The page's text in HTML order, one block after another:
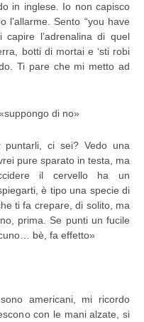
in inglese. Io non capisco
l’allarme. Sento “you have
l’adrenalina di quel
botti di mortai e ‘sti robi
Ti pare che mi metto ad
di no»
ci sei? Vedo una
pure sparato in testa, ma
il cervello ha un
è tipo una specie di
ti fa crepare, di solito, ma
prima. Se punti un fucile
bè, fa effetto»
americani, mi ricordo
con le mani alzate, si